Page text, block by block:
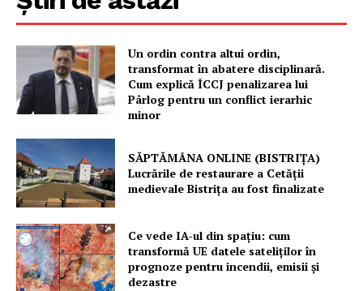
Un ordin contra altui ordin,
transformat în abatere disciplinară.
Cum explică ÎCCJ penalizarea lui
Pârlog pentru un conflict ierarhic
minor
SĂPTĂMÂNA ONLINE (BISTRIȚA)
Lucrările de restaurare a Cetăţii
medievale Bistriţa au fost finalizate
Ce vede IA-ul din spațiu: cum
transformă UE datele sateliților în
prognoze pentru incendii, emisii și
dezastre